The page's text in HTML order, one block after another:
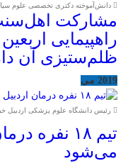
دانش‌آموخته دکتری تخصصی علوم
مشارکت
راهپیمایی
ظلم‌ستیزی آن
2019 می
رئیس دانشگاه علوم پزشکی اردبیل
تیم ۱۸
می‌شود